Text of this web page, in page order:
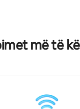
më të